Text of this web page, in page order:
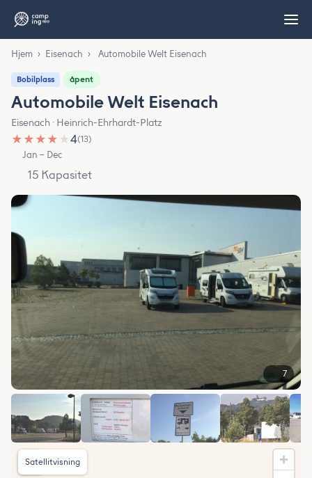
Hjem › Eisenach › Automobile Welt Eisenach
Bobilplass åpent
Automobile Welt Eisenach
Eisenach · Heinrich-Ehrhardt-Platz
★ ★ ★ ★ ★4(13)
Jan – Dec
15 Kapasitet
7
Satellitvisning